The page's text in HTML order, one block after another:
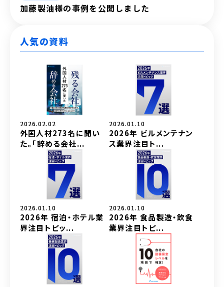
加藤製油様の事例を公開しました
人気の資料
2026.02.02
外国人材273名に聞い
た。「辞める会社...
2026.01.10
2026年 ビルメンテナン
ス業界注目ト...
2026.01.10
2026年 宿泊・ホテル業
界注目トピッ...
2026.01.10
2026年 食品製造・飲食
業界注目トピ...